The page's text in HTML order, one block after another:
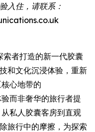
入住，请联系：
者打造的新一代胶囊
和文化沉浸体验，重新
心地带的
而非奢华的旅行者提
私人胶囊客房到直观
旅行中的摩擦，为探索